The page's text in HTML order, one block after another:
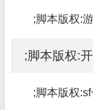
;脚本版权:
;脚本版权:
;脚本版权